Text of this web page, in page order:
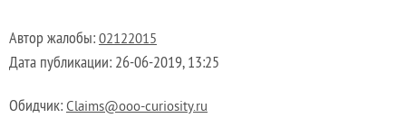
Автор жалобы: 02122015
Дата публикации: 26-06-2019, 13:25
Обидчик: Claims@ooo-curiosity.ru